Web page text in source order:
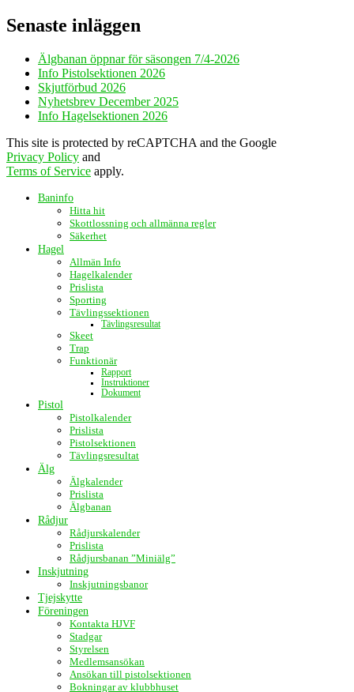
Senaste inläggen
Älgbanan öppnar för säsongen 7/4-2026
Info Pistolsektionen 2026
Skjutförbud 2026
Nyhetsbrev December 2025
Info Hagelsektionen 2026
This site is protected by reCAPTCHA and the Google
Privacy Policy and
Terms of Service apply.
Baninfo
Hitta hit
Skottlossning och allmänna regler
Säkerhet
Hagel
Allmän Info
Hagelkalender
Prislista
Sporting
Tävlingssektionen
Tävlingsresultat
Skeet
Trap
Funktionär
Rapport
Instruktioner
Dokument
Pistol
Pistolkalender
Prislista
Pistolsektionen
Tävlingsresultat
Älg
Älgkalender
Prislista
Älgbanan
Rådjur
Rådjurskalender
Prislista
Rådjursbanan ”Miniälg”
Inskjutning
Inskjutningsbanor
Tjejskytte
Föreningen
Kontakta HJVF
Stadgar
Styrelsen
Medlemsansökan
Ansökan till pistolsektionen
Bokningar av klubbhuset